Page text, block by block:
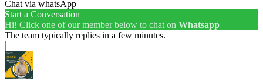
Chat via whatsApp
Start a Conversation
Hi! Click one of our member below to chat on Whatsapp
The team typically replies in a few minutes.